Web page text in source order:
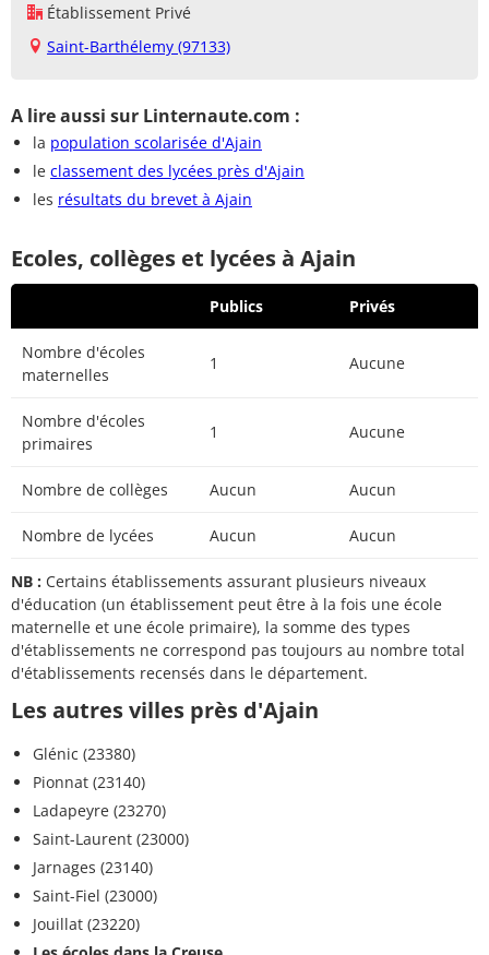
Établissement Privé
Saint-Barthélemy (97133)
A lire aussi sur Linternaute.com :
la population scolarisée d'Ajain
le classement des lycées près d'Ajain
les résultats du brevet à Ajain
Ecoles, collèges et lycées à Ajain
Publics Privés
Nombre d'écoles
maternelles
1 Aucune
Nombre d'écoles
primaires
1 Aucune
Nombre de collèges Aucun Aucun
Nombre de lycées Aucun Aucun
NB : Certains établissements assurant plusieurs niveaux
d'éducation (un établissement peut être à la fois une école
maternelle et une école primaire), la somme des types
d'établissements ne correspond pas toujours au nombre total
d'établissements recensés dans le département.
Les autres villes près d'Ajain
Glénic (23380)
Pionnat (23140)
Ladapeyre (23270)
Saint-Laurent (23000)
Jarnages (23140)
Saint-Fiel (23000)
Jouillat (23220)